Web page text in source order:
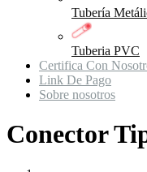
Tubería
Tuberia PVC
Certifica Con
Link De Pago
Sobre nosotros
Conector